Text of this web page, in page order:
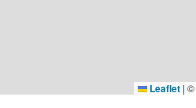
Leaflet | ©